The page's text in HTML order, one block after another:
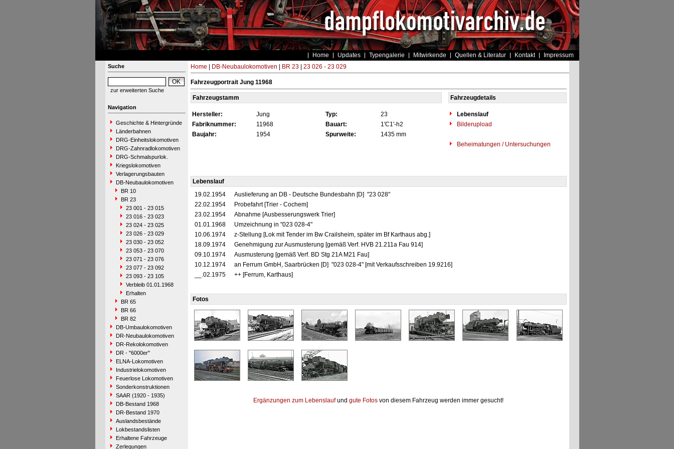
Home Updates Typengalerie Mitwirkende Quellen & Literatur Kontakt Impressum
Suche
zur erweiterten Suche
Navigation
Geschichte & Hintergründe
Länderbahnen
DRG-Einheitslokomotiven
DRG-Zahnradlokomotiven
DRG-Schmalspurlok.
Kriegslokomotiven
Verlagerungsbauten
DB-Neubaulokomotiven
BR 10
BR 23
23 001 - 23 015
23 016 - 23 023
23 024 - 23 025
23 026 - 23 029
23 030 - 23 052
23 053 - 23 070
23 071 - 23 076
23 077 - 23 092
23 093 - 23 105
Verbleib 01.01.1968
Erhalten
BR 65
BR 66
BR 82
DB-Umbaulokomotiven
DR-Neubaulokomotiven
DR-Rekolokomotiven
DR - "6000er"
ELNA-Lokomotiven
Industrielokomotiven
Feuerlose Lokomotiven
Sonderkonstruktionen
SAAR (1920 - 1935)
DB-Bestand 1968
DR-Bestand 1970
Auslandsbestände
Lokbestandslisten
Erhaltene Fahrzeuge
Zerlegungen
Home DB-Neubaulokomotiven BR 23| 23 026 - 23 029
Fahrzeugportrait Jung 11968
Fahrzeugstamm Fahrzeugdetails
Hersteller: Jung Typ: 23
Lebenslauf
Fabriknummer:
11968 Bauart: 1'C1'-h2
Bilderupload
Baujahr:
1954 Spurweite:
1435 mm
Beheimatungen / Untersuchungen
Lebenslauf
19.02.1954
Auslieferung an DB - Deutsche Bundesbahn [D] "23 028"
22.02.1954
Probefahrt [Trier - Cochem]
23.02.1954
Abnahme [Ausbesserungswerk Trier]
01.01.1968
Umzeichnung in "023 028-4"
10.06.1974
z-Stellung [Lok mit Tender im Bw Crailsheim, später im Bf Karthaus abg.]
18.09.1974
Genehmigung zur Ausmusterung [gemäß Verf. HVB 21.211a Fau 914]
09.10.1974
Ausmusterung [gemäß Verf. BD Stg 21A M21 Fau]
10.12.1974
an Ferrum GmbH, Saarbrücken [D] "023 028-4" [mit Verkaufsschreiben 19.9216]
__.02.1975
++ [Ferrum, Karthaus]
Fotos
Ergänzungen zum Lebenslaufund gute Fotos von diesem Fahrzeug werden immer gesucht!